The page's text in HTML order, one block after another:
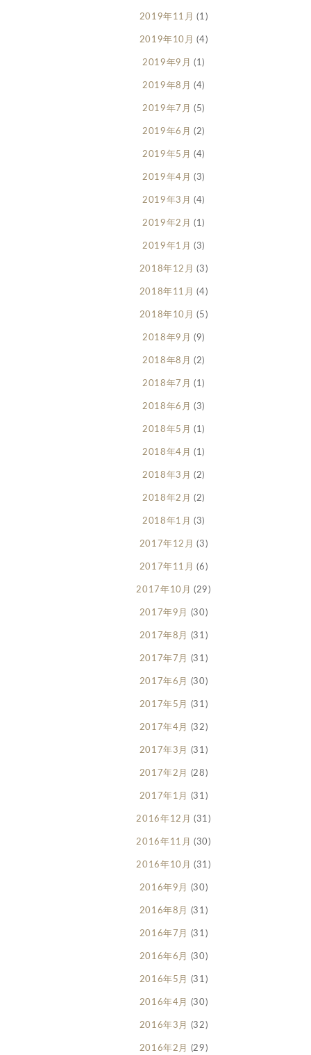
2019年11月 (1)
2019年10月 (4)
2019年9月 (1)
2019年8月 (4)
2019年7月 (5)
2019年6月 (2)
2019年5月 (4)
2019年4月 (3)
2019年3月 (4)
2019年2月 (1)
2019年1月 (3)
2018年12月 (3)
2018年11月 (4)
2018年10月 (5)
2018年9月 (9)
2018年8月 (2)
2018年7月 (1)
2018年6月 (3)
2018年5月 (1)
2018年4月 (1)
2018年3月 (2)
2018年2月 (2)
2018年1月 (3)
2017年12月 (3)
2017年11月 (6)
2017年10月 (29)
2017年9月 (30)
2017年8月 (31)
2017年7月 (31)
2017年6月 (30)
2017年5月 (31)
2017年4月 (32)
2017年3月 (31)
2017年2月 (28)
2017年1月 (31)
2016年12月 (31)
2016年11月 (30)
2016年10月 (31)
2016年9月 (30)
2016年8月 (31)
2016年7月 (31)
2016年6月 (30)
2016年5月 (31)
2016年4月 (30)
2016年3月 (32)
2016年2月 (29)